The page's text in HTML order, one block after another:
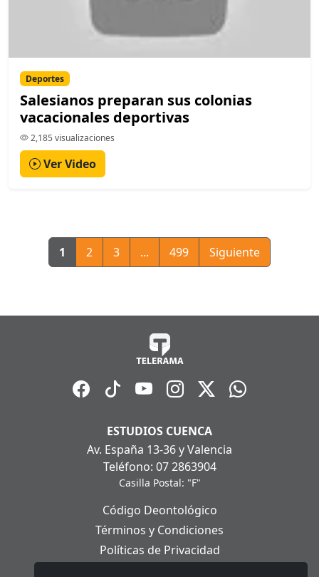
Deportes
Salesianos preparan sus colonias
vacacionales deportivas
2,185 visualizaciones
Ver Video
1 2 3 ... 499 Siguiente
ESTUDIOS CUENCA
Av. España 13-36 y Valencia
Teléfono: 07 2863904
Casilla Postal: "F"
Código Deontológico
Términos y Condiciones
Políticas de Privacidad